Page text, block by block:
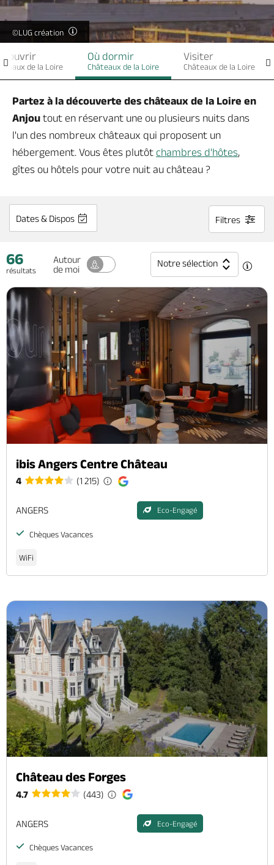
Billetterie en ligne
©LUG création
de la Loire
Où dormir
Châteaux de la Loire
Visiter
Châteaux de la Loire
Partez à la découverte des châteaux de la Loire en
Anjou tout en réservant une ou plusieurs nuits dans
l'un des nombreux châteaux qui proposent un
hébergement. Vous êtes plutôt chambres d'hôtes,
gîtes ou hôtels pour votre nuit au château ?
Dates & Dispos Filtres
66
résultats
Autour
de moi
Notre sélection
ibis Angers Centre Château
4 (1 215)
ANGERS Eco-Engagé
Chèques Vacances
WiFi
Château des Forges
4.7 (443)
ANGERS Eco-Engagé
Chèques Vacances